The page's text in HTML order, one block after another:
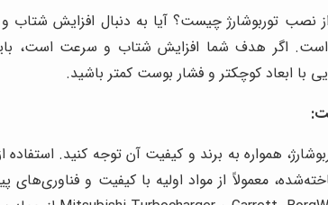
نصب توربوشارژ چیست؟ آیا به دنبال افزایش شتاب
اگر هدف شما افزایش شتاب و سرعت است، باید
با ابعاد کوچکتر و فشار بوست کمتر باشید.
همواره به برند و کیفیت آن توجه کنید.
معمولاً از مواد اولیه با کیفیت و